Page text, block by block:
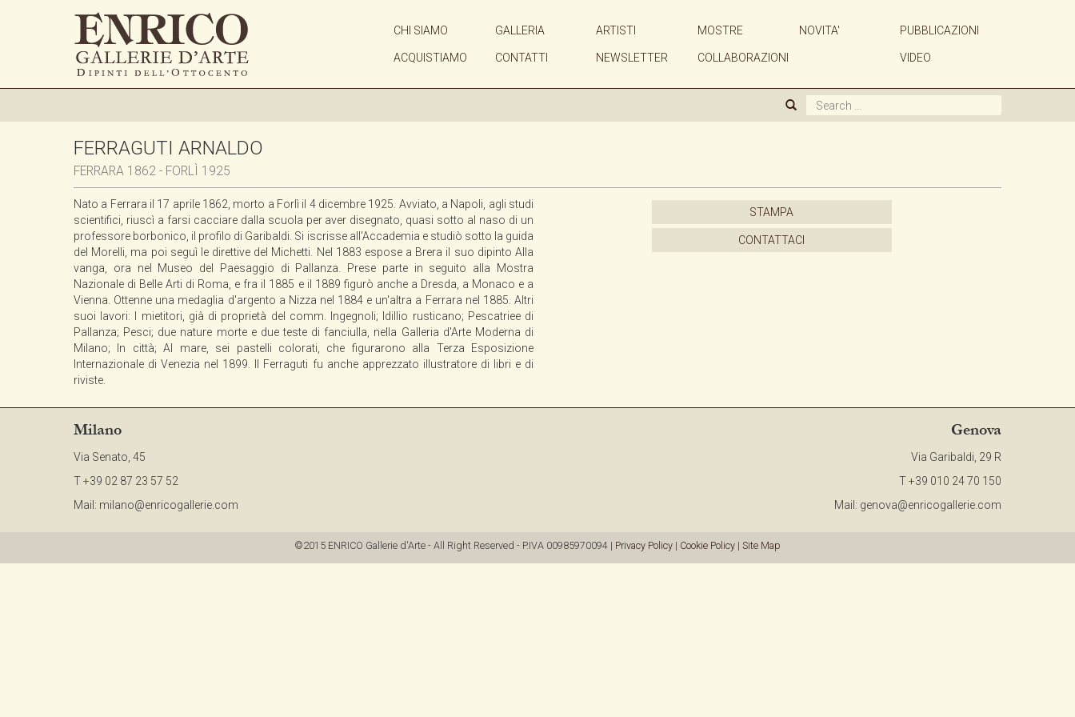
CHI SIAMO GALLERIA ARTISTI MOSTRE NOVITA' PUBBLICAZIONI
ACQUISTIAMO CONTATTI NEWSLETTER COLLABORAZIONI VIDEO
FERRAGUTI ARNALDO
FERRARA 1862 - FORLÌ 1925
Nato a Ferrara il 17 aprile 1862, morto a Forlì il 4 dicembre 1925. Avviato, a Napoli, agli studi
scientifici, riuscì a farsi cacciare dalla scuola per aver disegnato, quasi sotto al naso di un
professore borbonico, il profilo di Garibaldi. Si iscrisse all'Accademia e studiò sotto la guida
del Morelli, ma poi seguì le direttive del Michetti. Nel 1883 espose a Brera il suo dipinto Alla
vanga, ora nel Museo del Paesaggio di Pallanza. Prese parte in seguito alla Mostra
Nazionale di Belle Arti di Roma, e fra il 1885 e il 1889 figurò anche a Dresda, a Monaco e a
Vienna. Ottenne una medaglia d'argento a Nizza nel 1884 e un'altra a Ferrara nel 1885. Altri
suoi lavori: I mietitori, già di proprietà del comm. Ingegnoli; Idillio rusticano; Pescatriee di
Pallanza; Pesci; due nature morte e due teste di fanciulla, nella Galleria d'Arte Moderna di
Milano; In città; Al mare, sei pastelli colorati, che figurarono alla Terza Esposizione
Internazionale di Venezia nel 1899. Il Ferraguti fu anche apprezzato illustratore di libri e di
riviste.
STAMPA
CONTATTACI
Milano
Via Senato, 45
T +39 02 87 23 57 52
Mail: milano@enricogallerie.com
Genova
Via Garibaldi, 29 R
T +39 010 24 70 150
Mail: genova@enricogallerie.com
©2015 ENRICO Gallerie d'Arte - All Right Reserved - P.IVA 00985970094 | Privacy Policy | Cookie Policy | Site Map
CHI SIAMO
GALLERIA
MOSTRE
NEWSLETTER
COLLABORAZIONI